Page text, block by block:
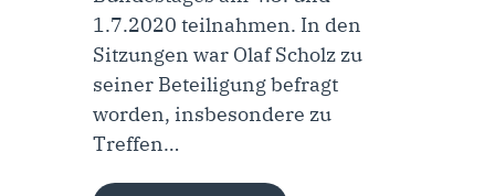
1.7.2020 teilnahmen. In den
Sitzungen war Olaf Scholz zu
seiner Beteiligung befragt
worden, insbesondere zu
Treffen…